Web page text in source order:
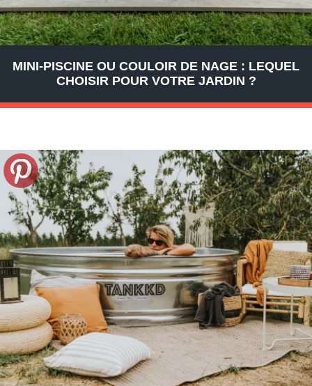
MINI-PISCINE OU COULOIR DE NAGE : LEQUEL
CHOISIR POUR VOTRE JARDIN ?